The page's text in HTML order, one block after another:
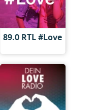
89.0 RTL #Love